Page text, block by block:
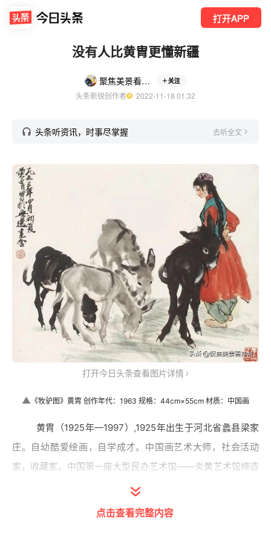
打开APP
没有人比黄胄更懂新疆
聚焦美景看中国 关注
头条新锐创作者
  2022-11-18 01:32
头条听资讯，时事尽掌握 去听全文
打开今日头条查看图片详情
▲ 《牧驴图》黄胄 创作年代：1963 规格：44cm×55cm 材质：中国画
黄胄（1925年—1997）,1925年出生于河北省蠡县梁家
庄。自幼酷爱绘画，自学成才。中国画艺术大师，社会活动
家，收藏家。中国第一座大型民办艺术馆——炎黄艺术馆缔造
者；中国画研究院、中国工艺美术馆筹建者；黄胄美术基金会
毛泽东主席曾评价：“黄胄是新中国自己培养出来的
点击查看完整内容